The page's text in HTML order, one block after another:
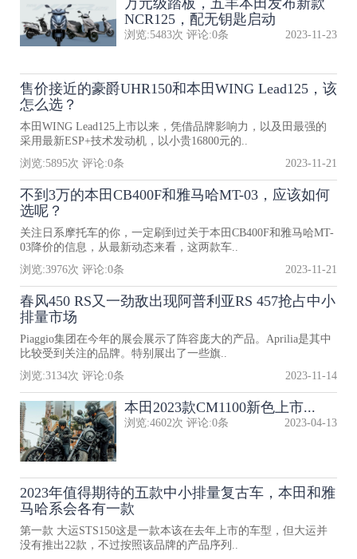
万元级踏板，五羊本田发布新款
NCR125，配无钥匙启动
浏览:5483次 评论:0条 2023-11-23
售价接近的豪爵UHR150和本田WING Lead125，该
怎么选？
本田WING Lead125上市以来，凭借品牌影响力，以及田最强的
采用最新ESP+技术发动机，以小贵16800元的..
浏览:5895次 评论:0条 2023-11-21
不到3万的本田CB400F和雅马哈MT-03，应该如何
选呢？
关注日系摩托车的你，一定刷到过关于本田CB400F和雅马哈MT-
03降价的信息，从最新动态来看，这两款车..
浏览:3976次 评论:0条 2023-11-21
春风450 RS又一劲敌出现阿普利亚RS 457抢占中小
排量市场
Piaggio集团在今年的展会展示了阵容庞大的产品。Aprilia是其中
比较受到关注的品牌。特别展出了一些旗..
浏览:3134次 评论:0条 2023-11-14
本田2023款CM1100新色上市...
浏览:4602次 评论:0条 2023-04-13
2023年值得期待的五款中小排量复古车，本田和雅
马哈系会各有一款
第一款 大运STS150这是一款本该在去年上市的车型，但大运并
没有推出22款，不过按照该品牌的产品序列..